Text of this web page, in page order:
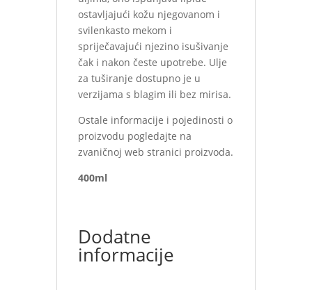
ostavljajući kožu njegovanom i
svilenkasto mekom i
spriječavajući njezino isušivanje
čak i nakon česte upotrebe. Ulje
za tuširanje dostupno je u
verzijama s blagim ili bez mirisa.
Ostale informacije i pojedinosti o
proizvodu pogledajte na
zvaničnoj web stranici proizvoda.
400ml
Dodatne
informacije